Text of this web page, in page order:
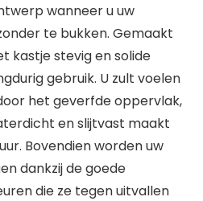
wanneer u uw
te bukken. Gemaakt
kastje stevig en solide
gebruik. U zult voelen
het geverfde oppervlak,
en slijtvast maakt
Bovendien worden uw
dankzij de goede
die ze tegen uitvallen